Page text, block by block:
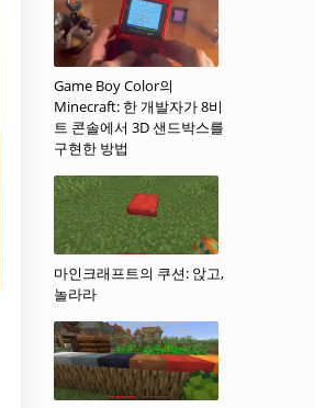
Game Boy Color의
Minecraft: 한 개발자가 8비
트 콘솔에서 3D 샌드박스를
구현한 방법
마인크래프트의 쿠션: 앉고,
놀라라